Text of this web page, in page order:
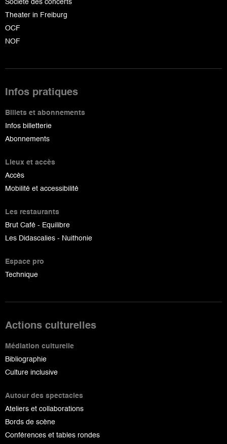
Société des concerts
Theater in Freiburg
OCF
NOF
Infos pratiques
Billets et abonnements
Infos billetterie
Abonnements
Lieux et accès
Accès
Mobilité et accessibilité
Les restaurants
Brut Café - Equilibre
Les Didascalies - Nuithonie
Espace pro
Technique
Actions culturelles
Médiation culturelle
Bibliographie
Culture inclusive
Autour des spectacles
Ateliers et collaborations
Bords de scène
Conférences et tables rondes